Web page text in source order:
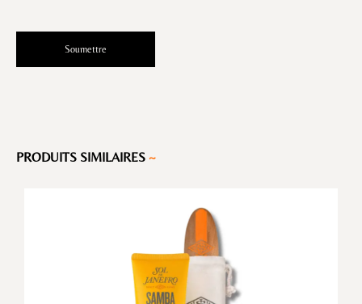
PRODUITS SIMILAIRES ~